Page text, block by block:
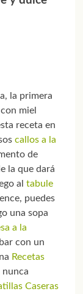
la primera
miel
receta en
callos a la
de
la que dará
al tabule
puedes
una sopa
a la
con un
Recetas
nunca
Caseras